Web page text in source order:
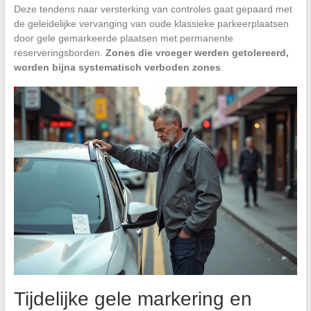
Deze tendens naar versterking van controles gaat gepaard met
de geleidelijke vervanging van oude klassieke parkeerplaatsen
door gele gemarkeerde plaatsen met permanente
reserveringsborden. Zones die vroeger werden getolereerd,
worden bijna systematisch verboden zones
Tijdelijke gele markering en